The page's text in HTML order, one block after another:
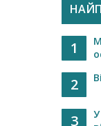
1
2
3